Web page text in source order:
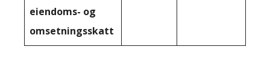
eiendoms- og
omsetningsskatt